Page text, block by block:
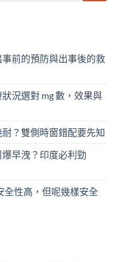
前的預防與出事後的救
況選對 mg 數，效果與
？雙側時窗錯配要先知
早洩？印度必利勁
全性高，但呢幾樣安全